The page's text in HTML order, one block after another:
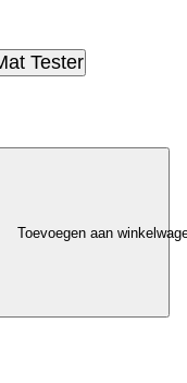
Tester
Toevoegen aan